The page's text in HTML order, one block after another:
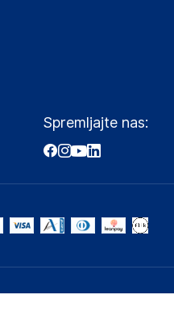
Spremljajte nas: